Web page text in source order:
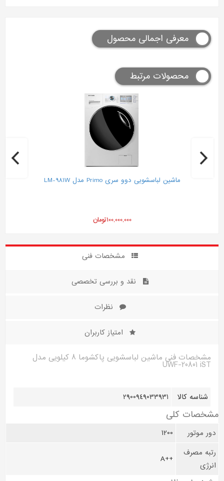
معرفی اجمالی محصول
محصولات مرتبط
ماشین لباسشویی دوو سری Primo مدل LM-981W
100,000,000تومان
مشخصات فنی
نقد و بررسی تخصصی
نظرات
امتیاز کاربران
مشخصات فنی ماشین لباسشویی پاکشوما 8 کیلویی مدل
UWF-20801 iST
شناسه کالا 2900949033931
مشخصات کلی
دور موتور
1200
رتبه مصرف
انرژی
++A